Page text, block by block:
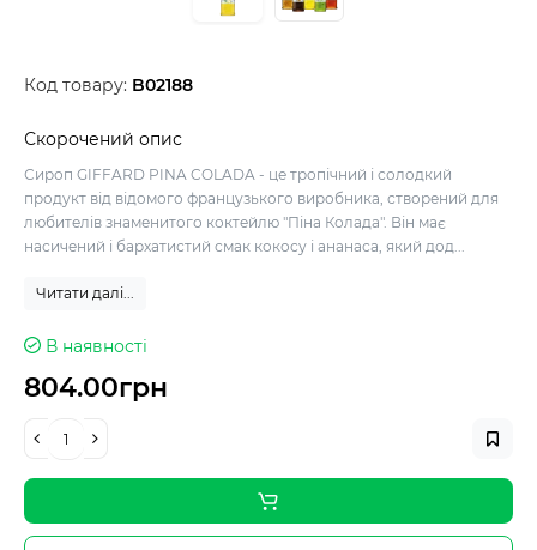
Код товару: B02188
Скорочений опис
Сироп GIFFARD PINA COLADA - це тропічний і солодкий
продукт від відомого французького виробника, створений для
любителів знаменитого коктейлю "Піна Колада". Він має
насичений і бархатистий смак кокосу і ананаса, який дод...
Читати далі...
В наявності
804.00грн